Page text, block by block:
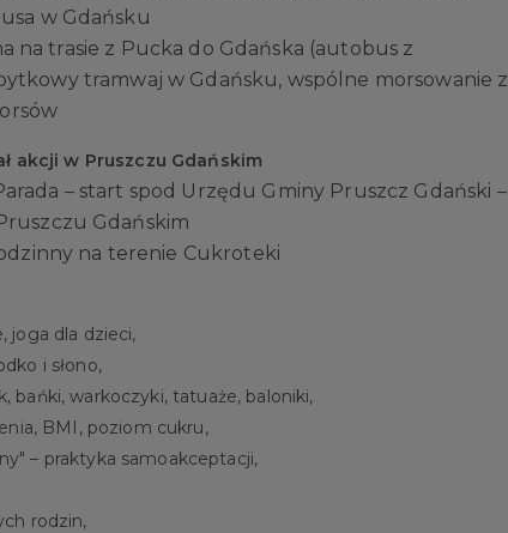
w Gdańsku
na trasie z Pucka do Gdańska (autobus z
tramwaj w Gdańsku, wspólne morsowanie z
akcji w Pruszczu Gdańskim
– start spod Urzędu Gminy Pruszcz Gdański –
Gdańskim
na terenie Cukroteki
joga dla dzieci,
i słono,
bańki, warkoczyki, tatuaże, baloniki,
BMI, poziom cukru,
– praktyka samoakceptacji,
rodzin,